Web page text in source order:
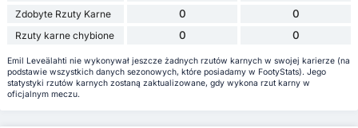
Zdobyte Rzuty Karne 0 0
Rzuty karne chybione 0 0
Emil Leveälahti nie wykonywał jeszcze żadnych rzutów karnych w swojej karierze (na
podstawie wszystkich danych sezonowych, które posiadamy w FootyStats). Jego
statystyki rzutów karnych zostaną zaktualizowane, gdy wykona rzut karny w
oficjalnym meczu.